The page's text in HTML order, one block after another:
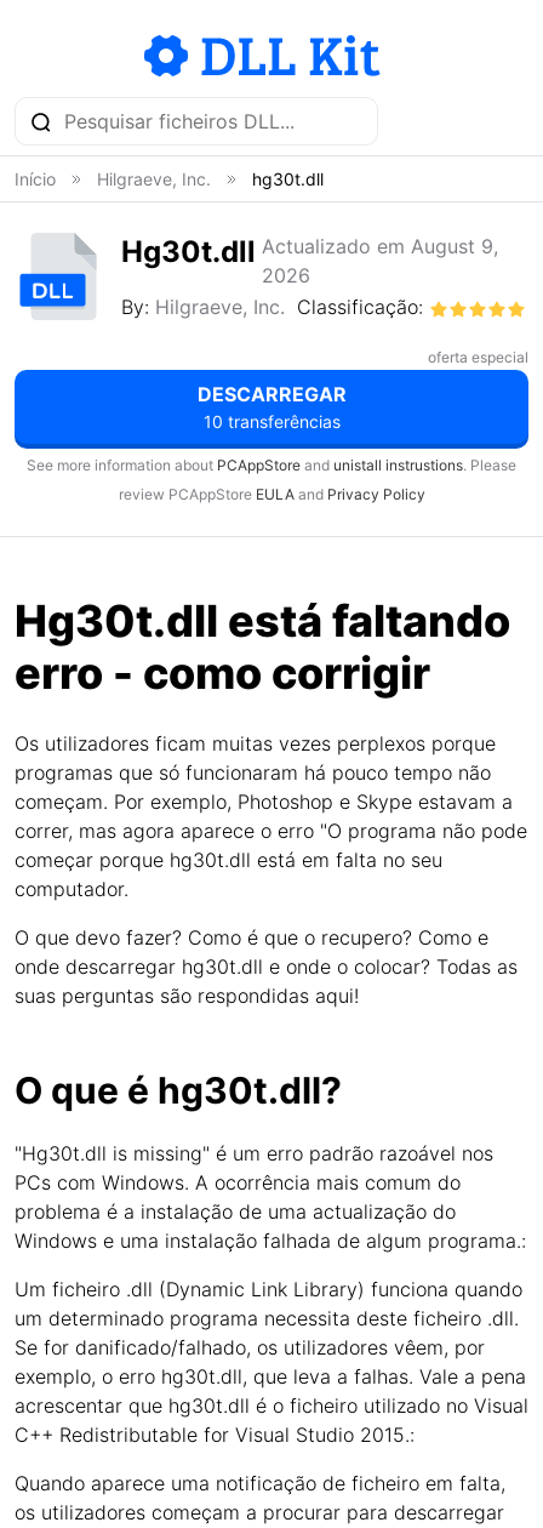
Início Hilgraeve, Inc. hg30t.dll
Hg30t.dll Actualizado em August 9,
2026
By: Hilgraeve, Inc. Classificação:
oferta especial
DESCARREGAR
10 transferências
See more information about PCAppStore and unistall instrustions. Please
review PCAppStore EULAand Privacy Policy
Hg30t.dll está faltando
erro - como corrigir
Os utilizadores ficam muitas vezes perplexos porque
programas que só funcionaram há pouco tempo não
começam. Por exemplo, Photoshop e Skype estavam a
correr, mas agora aparece o erro "O programa não pode
começar porque hg30t.dll está em falta no seu
computador.
O que devo fazer? Como é que o recupero? Como e
onde descarregar hg30t.dll e onde o colocar? Todas as
suas perguntas são respondidas aqui!
O que é hg30t.dll?
"Hg30t.dll is missing" é um erro padrão razoável nos
PCs com Windows. A ocorrência mais comum do
problema é a instalação de uma actualização do
Windows e uma instalação falhada de algum programa.:
Um ficheiro .dll (Dynamic Link Library) funciona quando
um determinado programa necessita deste ficheiro .dll.
Se for danificado/falhado, os utilizadores vêem, por
exemplo, o erro hg30t.dll, que leva a falhas. Vale a pena
acrescentar que hg30t.dll é o ficheiro utilizado no Visual
C++ Redistributable for Visual Studio 2015.:
Quando aparece uma notificação de ficheiro em falta,
os utilizadores começam a procurar para descarregar